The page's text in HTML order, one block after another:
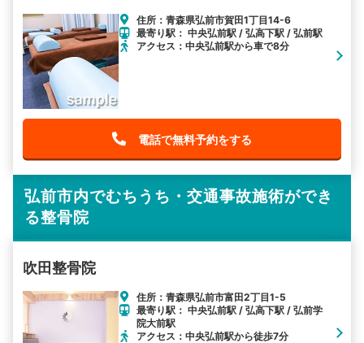
住所：青森県弘前市賀田1丁目14-6
最寄り駅： 中央弘前駅 / 弘高下駅 / 弘前駅
アクセス：中央弘前駅から車で8分
電話で無料予約をする
弘前市内でむちうち・交通事故施術ができ
る整骨院
吹田整骨院
住所：青森県弘前市富田2丁目1-5
最寄り駅： 中央弘前駅 / 弘高下駅 / 弘前学
院大前駅
アクセス：中央弘前駅から徒歩7分